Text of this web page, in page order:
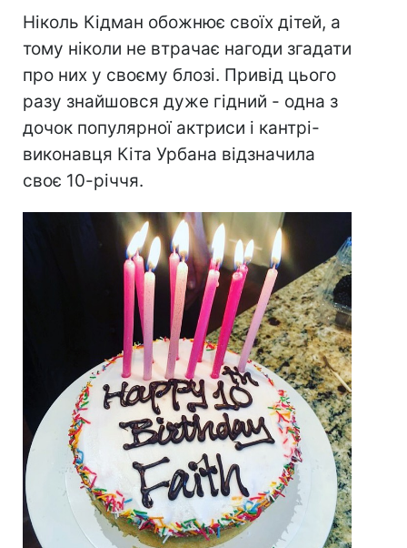
Ніколь Кідман обожнює своїх дітей, а
тому ніколи не втрачає нагоди згадати
про них у своєму блозі. Привід цього
разу знайшовся дуже гідний - одна з
дочок популярної актриси і кантрі-
виконавця Кіта Урбана відзначила
своє 10-річчя.